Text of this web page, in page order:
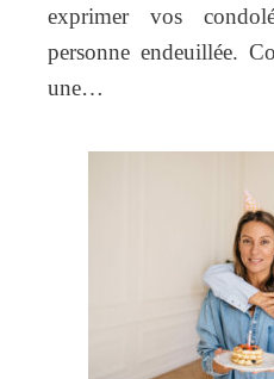
exprimer vos
personne endeuillée.
une…